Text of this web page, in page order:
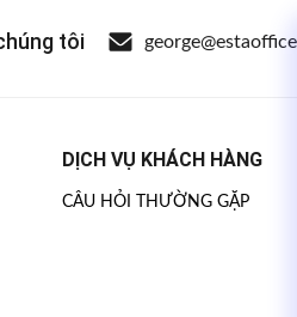
tôi
DỊCH VỤ KHÁCH HÀNG
CÂU HỎI THƯỜNG GẶP